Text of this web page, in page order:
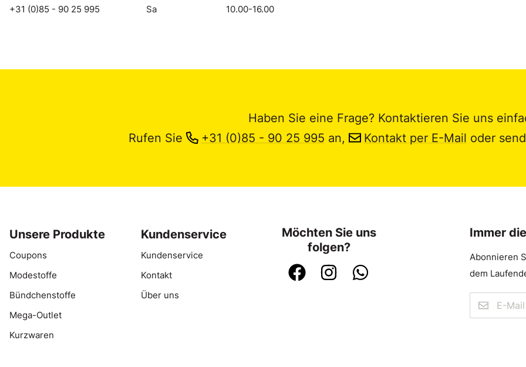
+31 (0)85 - 90 25 995
Sa
10.00-16.00
Haben Sie eine Frage? Kontaktieren Sie uns
Rufen Sie
+31 (0)85 - 90 25 995 an, Kontakt per E-Mail oder
Unsere Produkte
Coupons
Modestoffe
Bündchenstoffe
Mega-Outlet
Kurzwaren
Kundenservice
Kundenservice
Kontakt
Über uns
Möchten Sie uns
folgen?
Immer
Abonnieren
dem